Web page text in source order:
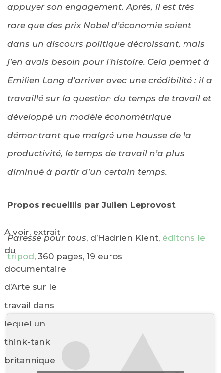
appuyer son engagement. Après, il est très
rare que des prix Nobel d’économie soient
dans un discours politique décroissant, mais
j’en avais besoin pour l’histoire. Cela permet à
Emilien Long d’arriver avec une crédibilité : il a
travaillé sur la question du temps de travail et
développé un modèle économétrique
démontrant que malgré une hausse de la
productivité, le temps de travail n’a plus
diminué à partir d’un certain temps.
Propos recueillis par Julien Leprovost
Paresse pour tous, d’Hadrien Klent, éditons le
tripod, 360 pages, 19 euros
A voir, extrait
du
documentaire
d’Arte sur le
travail dans
lequel un
think-tank
britannique